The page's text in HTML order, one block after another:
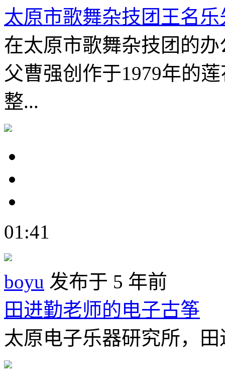
太原市歌舞杂技团王名
在太原市歌舞杂技团的
父曹强创作于1979年的
整...
01:41
boyu 发布于 5 年前
田进勤老师的电子古筝
太原电子乐器研究所，